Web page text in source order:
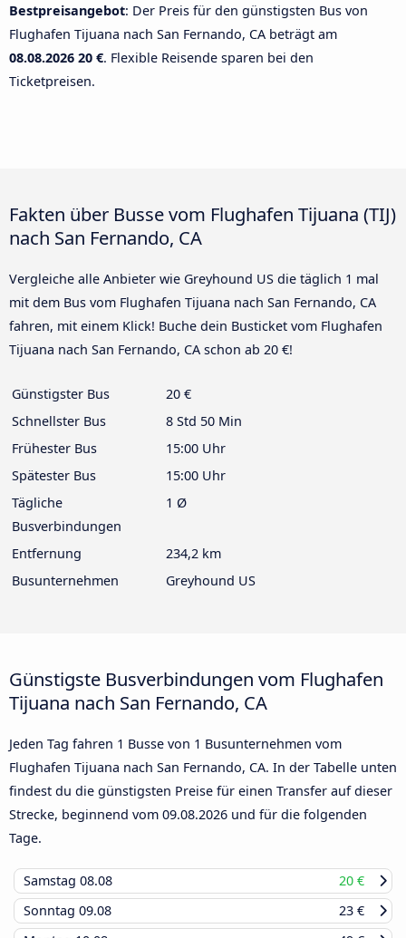
Bestpreisangebot: Der Preis für den günstigsten Bus von
Flughafen Tijuana nach San Fernando, CA beträgt am
08.08.2026 20 €. Flexible Reisende sparen bei den
Ticketpreisen.
Fakten über Busse vom Flughafen Tijuana (TIJ)
nach San Fernando, CA
Vergleiche alle Anbieter wie Greyhound US die täglich 1 mal
mit dem Bus vom Flughafen Tijuana nach San Fernando, CA
fahren, mit einem Klick! Buche dein Busticket vom Flughafen
Tijuana nach San Fernando, CA schon ab 20 €!
Günstigster Bus
20 €
Schnellster Bus
8 Std 50 Min
Frühester Bus
15:00 Uhr
Spätester Bus
15:00 Uhr
Tägliche
Busverbindungen
1 Ø
Entfernung
234,2 km
Busunternehmen
Greyhound US
Günstigste Busverbindungen vom Flughafen
Tijuana nach San Fernando, CA
Jeden Tag fahren 1 Busse von 1 Busunternehmen vom
Flughafen Tijuana nach San Fernando, CA. In der Tabelle unten
findest du die günstigsten Preise für einen Transfer auf dieser
Strecke, beginnend vom 09.08.2026 und für die folgenden
Tage.
Samstag 08.08
20 €
Sonntag 09.08
23 €